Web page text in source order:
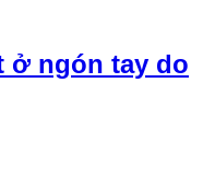
ở ngón tay do